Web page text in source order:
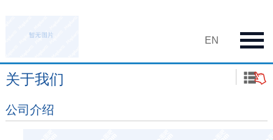
EN
关于我们
公司介绍